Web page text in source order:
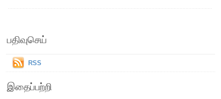
பதிவுசெய்
RSS
இதைப்பற்றி